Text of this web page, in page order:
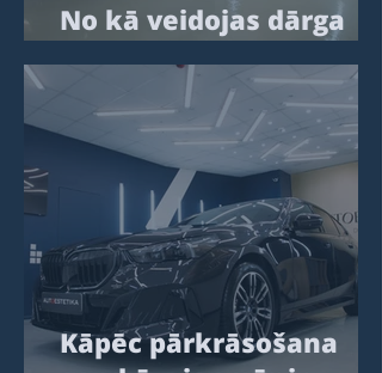
No kā veidojas dārga
automobiļa sajūta
Kāpēc pārkrāsošana